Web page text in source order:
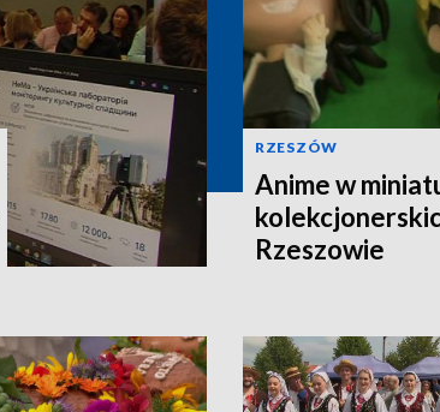
RZESZÓW
Anime w
Rzeszowie